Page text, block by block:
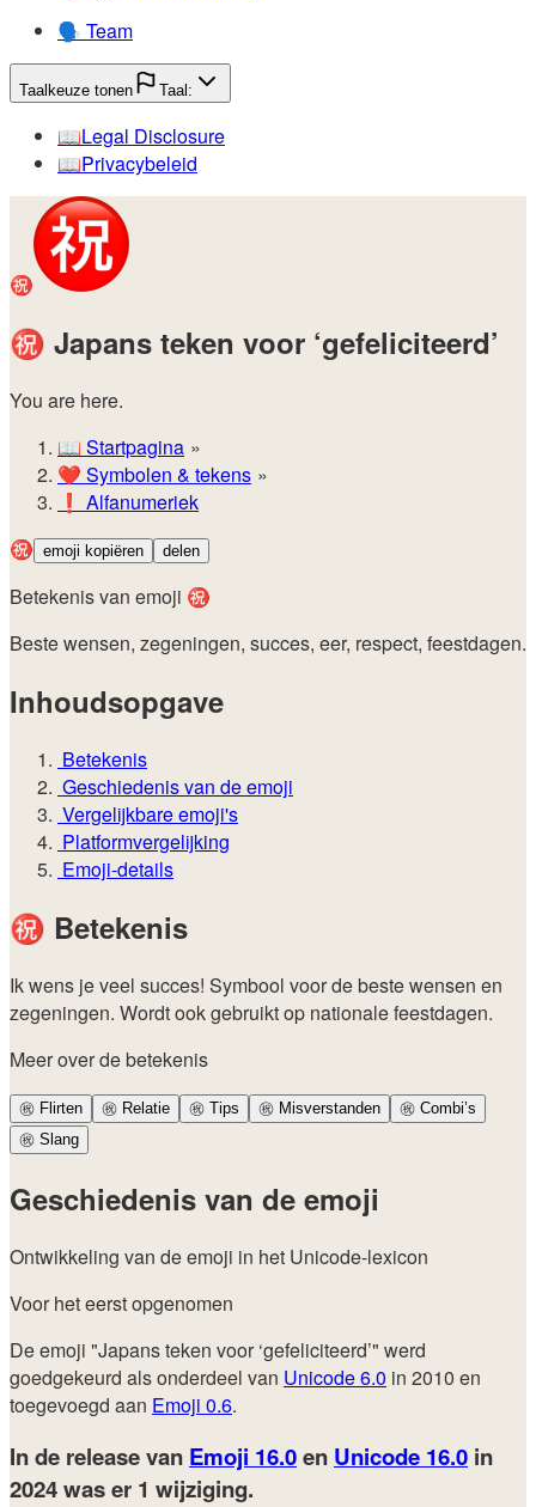
🗣️ Team
Taalkeuze tonen Taal:
📖️Legal Disclosure
📖️Privacybeleid
㊗️
㊗️ Japans teken voor ‘gefeliciteerd’
You are here.
📖 Startpagina
❤️ Symbolen & tekens
❗ Alfanumeriek
㊗️ emoji kopiëren delen
Betekenis van emoji ㊗️
Beste wensen, zegeningen, succes, eer, respect, feestdagen.
Inhoudsopgave
Betekenis
Geschiedenis van de emoji
Vergelijkbare emoji's
Platformvergelijking
Emoji-details
㊗️ Betekenis
Ik wens je veel succes! Symbool voor de beste wensen en
zegeningen. Wordt ook gebruikt op nationale feestdagen.
Meer over de betekenis
㊗️ Flirten ㊗️ Relatie ㊗️ Tips ㊗️ Misverstanden ㊗️ Combi’s
㊗️ Slang
Geschiedenis van de emoji
Ontwikkeling van de emoji in het Unicode-lexicon
Voor het eerst opgenomen
De emoji "Japans teken voor ‘gefeliciteerd’" werd
goedgekeurd als onderdeel van Unicode 6.0 in 2010 en
toegevoegd aan Emoji 0.6.
In de release van Emoji 16.0en Unicode 16.0 in
2024was er 1 wijziging.